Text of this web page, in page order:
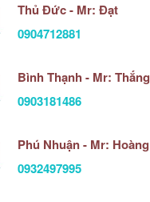
Thủ Đức - Mr: Đạt
0904712881
Bình Thạnh - Mr: Thắng
0903181486
Phú Nhuận - Mr: Hoàng
0932497995